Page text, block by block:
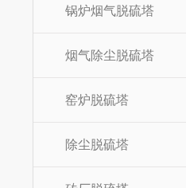
锅炉烟气脱硫塔
烟气除尘脱硫塔
窑炉脱硫塔
除尘脱硫塔